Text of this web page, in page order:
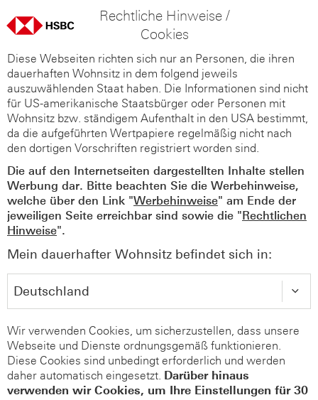
Rechtliche Hinweise /
Cookies
Diese Webseiten richten sich nur an Personen, die ihren
dauerhaften Wohnsitz in dem folgend jeweils
auszuwählenden Staat haben. Die Informationen sind nicht
für US-amerikanische Staatsbürger oder Personen mit
Wohnsitz bzw. ständigem Aufenthalt in den USA bestimmt,
da die aufgeführten Wertpapiere regelmäßig nicht nach
den dortigen Vorschriften registriert worden sind.
Die auf den Internetseiten dargestellten Inhalte stellen
Werbung dar. Bitte beachten Sie die Werbehinweise,
welche über den Link "Werbehinweise" am Ende der
jeweiligen Seite erreichbar sind sowie die "Rechtlichen
Hinweise".
Mein dauerhafter Wohnsitz befindet sich in:
Wir verwenden Cookies, um sicherzustellen, dass unsere
Webseite und Dienste ordnungsgemäß funktionieren.
Diese Cookies sind unbedingt erforderlich und werden
daher automatisch eingesetzt. Darüber hinaus
verwenden wir Cookies, um Ihre Einstellungen für 30